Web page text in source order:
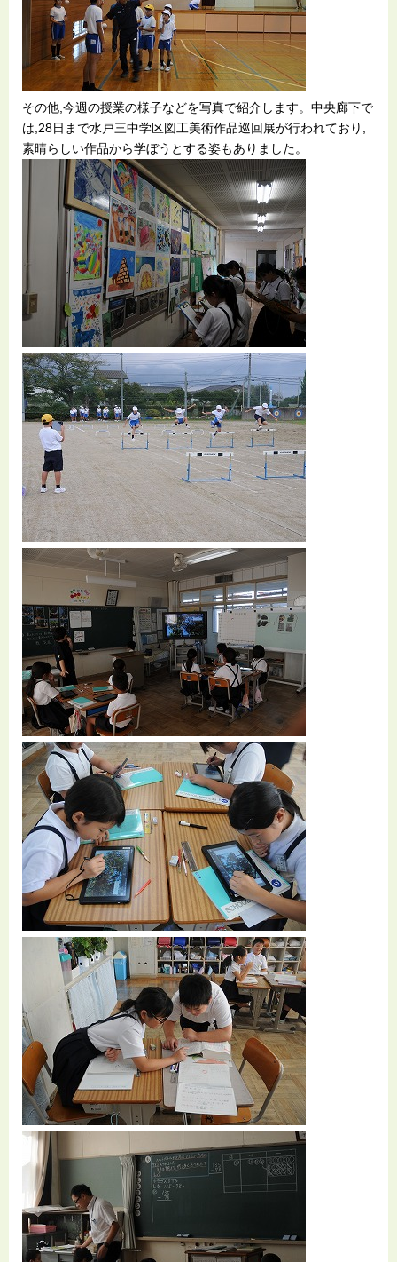
その他,今週の授業の様子などを写真で紹介します。中央廊下で
は,28日まで水戸三中学区図工美術作品巡回展が行われており,
素晴らしい作品から学ぼうとする姿もありました。